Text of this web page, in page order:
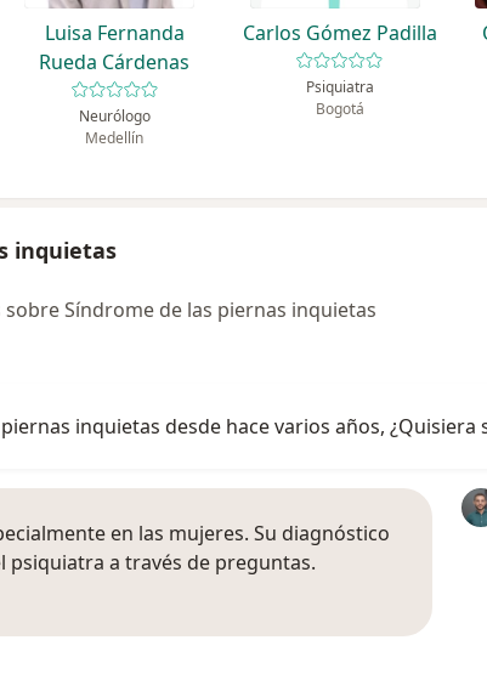
Luisa Fernanda
Rueda Cárdenas
Neurólogo
Medellín
Carlos Gómez Padilla
Psiquiatra
Bogotá
inquietas
Síndrome de las piernas inquietas
inquietas desde hace varios años,
en las mujeres. Su diagnóstico
psiquiatra a través de preguntas.